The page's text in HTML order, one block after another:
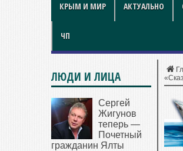
КРЫМ И МИР АКТУАЛЬНО
ЧП
ЛЮДИ И ЛИЦА
Сергей
Жигунов
теперь —
Почетный
гражданин Ялты